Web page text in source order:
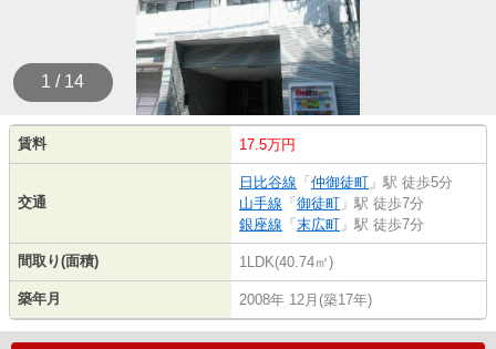
1 / 14
賃料 17.5万円
交通
日比谷線 「 仲御徒町 」駅 徒歩5分
山手線 「 御徒町 」駅 徒歩7分
銀座線 「 末広町 」駅 徒歩7分
間取り(面積) 1LDK(40.74㎡)
築年月 2008年 12月(築17年)